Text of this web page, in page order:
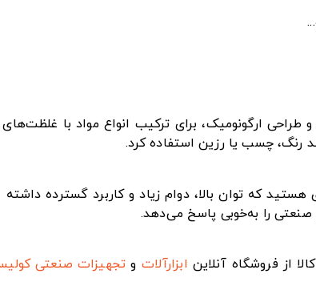
رنگ، چسب یا رزین استفاده کرد.
صنعتی را به‌خوبی پاسخ می‌دهد.
از فروشگاه آنلاین ابزارآلات و تجهیزات صنعتی